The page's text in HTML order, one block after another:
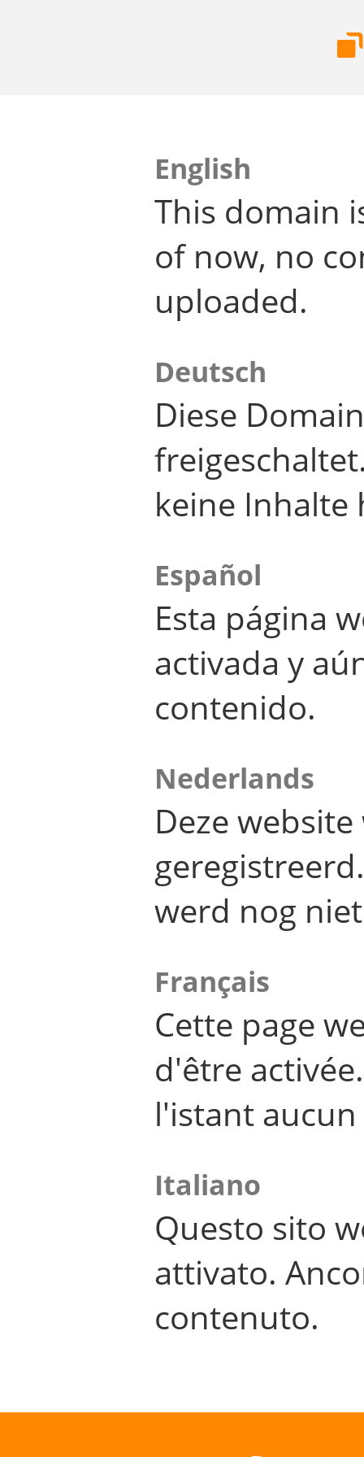
English
This domain
of now, no
uploaded.
Deutsch
Diese
keine Inhalte
Español
Esta página
activada y
contenido.
Nederlands
Deze
werd nog
Français
Cette page
d'être
l'istant
Italiano
Questo sito
attivato.
contenuto.